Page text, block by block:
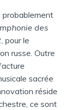
probablement
des
pour le
russe. Outre
sacrée
réside
ce sont